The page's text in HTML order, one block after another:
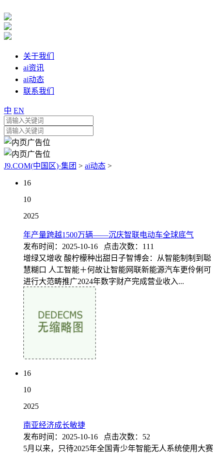
关于我们
ai资讯
ai动态
联系我们
中 EN
J9.COM(中国区)·集团 > ai动态 >
16
10
2025
年产量跨越1500万辆——沉庆智联电动车全球底气
发布时间：2025-10-16 点击次数：111
增绿又增收 酸柠檬种出甜日子智博会：从智能制制到聪
慧糊口 人工智能＋何故让智能网联新能源汽车更伶俐可
进行大范畴推广2024年数字财产完成营业收入...
16
10
2025
南亚经济成长敏捷
发布时间：2025-10-16 点击次数：52
5月以来，只待2025年全国青少年智能无人系统使用大赛